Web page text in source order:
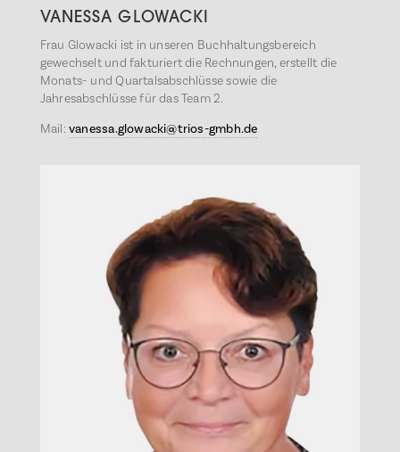
VANESSA GLOWACKI
Frau Glowacki ist in unseren Buchhaltungsbereich
gewechselt und fakturiert die Rechnungen, erstellt die
Monats- und Quartalsabschlüsse sowie die
Jahresabschlüsse für das Team 2.
Mail:vanessa.glowacki@trios-gmbh.de